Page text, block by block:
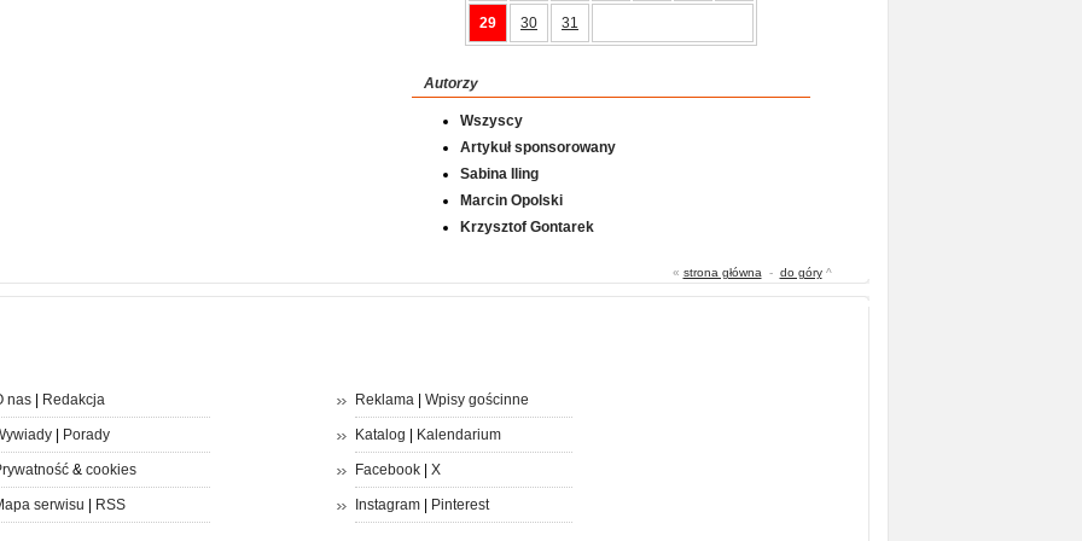
29 30 31
Autorzy
Wszyscy
Artykuł sponsorowany
Sabina Iling
Marcin Opolski
Krzysztof Gontarek
« strona główna - do góry^
nas| Redakcja
| Porady
& cookies
serwisu RSS
Reklama| Wpisy gościnne
Katalog Kalendarium
Facebook| X
Instagram| Pinterest